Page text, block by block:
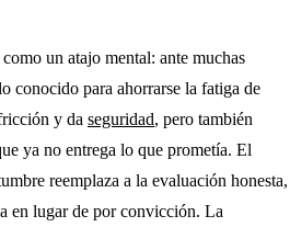
un atajo mental: ante muchas
conocido para ahorrarse la fatiga de
y da seguridad, pero también
ya no entrega lo que prometía. El
reemplaza a la evaluación honesta,
en lugar de por convicción. La